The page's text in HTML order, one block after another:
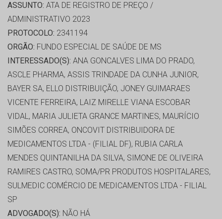
ASSUNTO: ATA DE REGISTRO DE PREÇO /
ADMINISTRATIVO 2023
PROTOCOLO: 2341194
ORGÃO: FUNDO ESPECIAL DE SAÚDE DE MS
INTERESSADO(S): ANA GONCALVES LIMA DO PRADO,
ASCLE PHARMA, ASSIS TRINDADE DA CUNHA JUNIOR,
BAYER SA, ELLO DISTRIBUIÇÃO, JONEY GUIMARAES
VICENTE FERREIRA, LAIZ MIRELLE VIANA ESCOBAR
VIDAL, MARIA JULIETA GRANCE MARTINES, MAURÍCIO
SIMÕES CORREA, ONCOVIT DISTRIBUIDORA DE
MEDICAMENTOS LTDA - (FILIAL DF), RUBIA CARLA
MENDES QUINTANILHA DA SILVA, SIMONE DE OLIVEIRA
RAMIRES CASTRO, SOMA/PR PRODUTOS HOSPITALARES,
SULMEDIC COMÉRCIO DE MEDICAMENTOS LTDA - FILIAL
SP
ADVOGADO(S): NÃO HÁ